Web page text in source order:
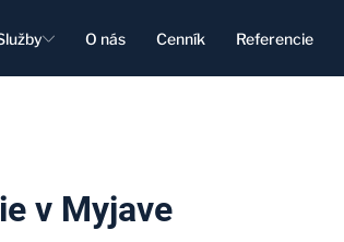
O nás Cenník Referencie
v Myjave